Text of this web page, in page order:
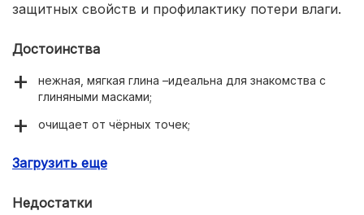
защитных свойств и профилактику потери влаги.
Достоинства
нежная, мягкая глина –идеальна для знакомства с
глиняными масками;
очищает от чёрных точек;
проста в применении (легко наносить и смывать);
Загрузить еще
Недостатки